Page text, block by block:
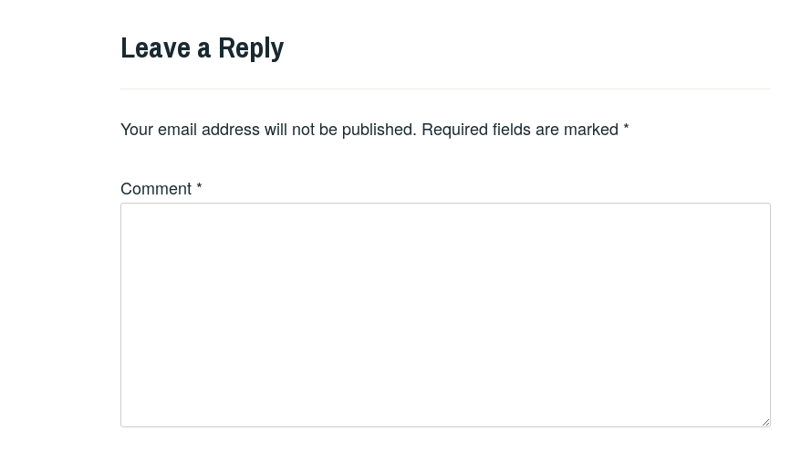
Leave a Reply
Your email address will not be published. Required fields are marked *
Comment *